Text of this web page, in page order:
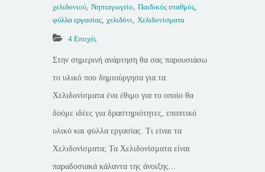
χελιδονιού, Νηπιαγωγείο, Παιδικός σταθμός,
φύλλα εργασίας, χελιδόνι, Χελιδονίσματα
4 Εποχές
Στην σημερινή ανάρτηση θα σας παρουσιάσω
το υλικό που δημιούργησα για τα
Χελιδονίσματα ένα έθιμο για το οποίο θα
δούμε ιδέες για δραστηριότητες, εποπτικό
υλικό και φύλλα εργασίας. Τι είναι τα
Χελιδονίσματα; Τα Χελιδονίσματα είναι
παραδοσιακά κάλαντα της άνοιξης...